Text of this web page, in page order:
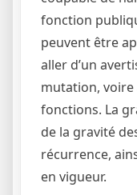
fonction
peuvent être
aller d’un
mutation, voire
fonctions. La
de la gravité
récurrence,
en vigueur.